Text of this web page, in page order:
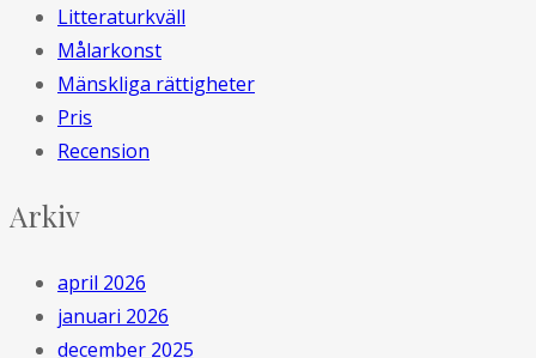
Litteraturkväll
Målarkonst
Mänskliga rättigheter
Pris
Recension
Arkiv
april 2026
januari 2026
december 2025